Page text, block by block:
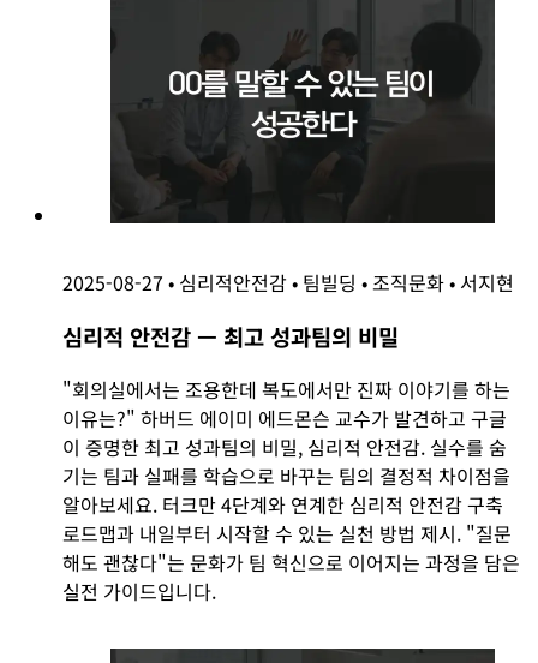
2025-08-27 • 심리적안전감• 팀빌딩 •조직문화• 서지현
심리적 안전감 — 최고 성과팀의 비밀
"회의실에서는 조용한데 복도에서만 진짜 이야기를 하는
이유는?" 하버드 에이미 에드몬슨 교수가 발견하고 구글
이 증명한 최고 성과팀의 비밀, 심리적 안전감. 실수를 숨
기는 팀과 실패를 학습으로 바꾸는 팀의 결정적 차이점을
알아보세요. 터크만 4단계와 연계한 심리적 안전감 구축
로드맵과 내일부터 시작할 수 있는 실천 방법 제시. "질문
해도 괜찮다"는 문화가 팀 혁신으로 이어지는 과정을 담은
실전 가이드입니다.